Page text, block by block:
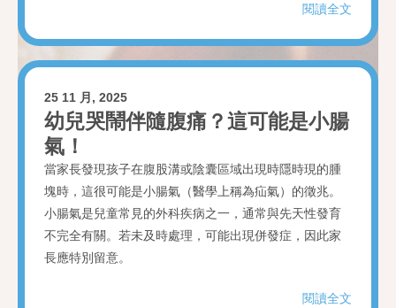
閱讀全文
25 11 月, 2025
幼兒哭鬧伴隨腹痛？這可能是小腸
氣！
當家長發現孩子在腹股溝或陰囊區域出現時隱時現的腫
塊時，這很可能是小腸氣（醫學上稱為疝氣）的徵兆。
小腸氣是兒童常見的外科疾病之一，通常與先天性發育
不完全有關。若未及時處理，可能出現併發症，因此家
長應特別留意。
閱讀全文